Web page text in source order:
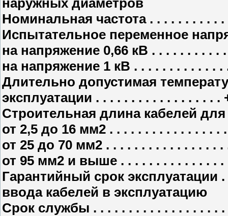
Номинальная частота . . . . . . . . . . .
Испытательное переменное
на напряжение 0,66 кВ . . . . . . . . . .
на напряжение 1 кВ . . . . . . . . . . . . .
Длительно допустимая
эксплуатации . . . . . . . . . . . . . . . . . .
Строительная длина кабелей
от 2,5 до 16 мм2 . . . . . . . . . . . . . . . .
от 25 до 70 мм2 . . . . . . . . . . . . . . . .
от 95 мм2 и выше . . . . . . . . . . . . . . .
Гарантийный срок эксплуатации .
ввода кабелей в эксплуатацию
Срок службы . . . . . . . . . . . . . . . . . . .